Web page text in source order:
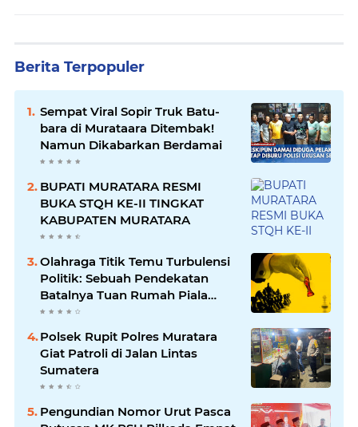
Berita Terpopuler
Sempat Viral Sopir Truk Batu-
bara di Murataara Ditembak!
Namun Dikabarkan Berdamai
BUPATI MURATARA RESMI
BUKA STQH KE-II TINGKAT
KABUPATEN MURATARA
Olahraga Titik Temu Turbulensi
Politik: Sebuah Pendekatan
Batalnya Tuan Rumah Piala
Dunia U-20
Polsek Rupit Polres Muratara
Giat Patroli di Jalan Lintas
Sumatera
Pengundian Nomor Urut Pasca